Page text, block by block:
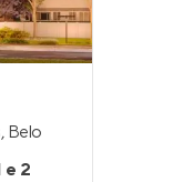
, Belo
e 2